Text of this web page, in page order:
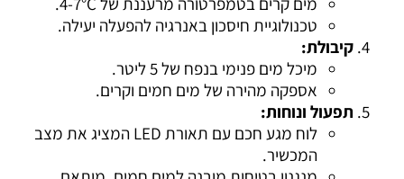
טכנולוגיית חיסכון באנרגיה להפעלה יעילה.
קיבולת:
מיכל מים פנימי בנפח של 5 ליטר.
אספקה מהירה של מים חמים וקרים.
תפעול ונוחות:
לוח מגע חכם עם תאורת LED המציג את מצב
המכשיר.